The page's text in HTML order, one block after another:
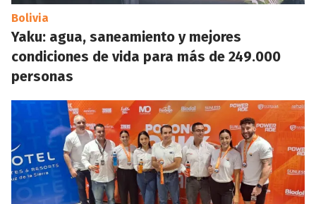
Bolivia
Yaku: agua, saneamiento y mejores
condiciones de vida para más de 249.000
personas